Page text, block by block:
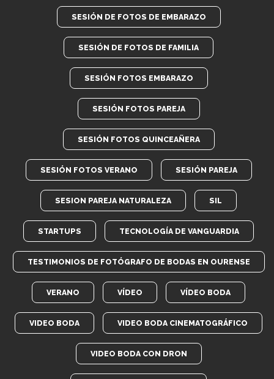
SESIÓN DE FOTOS DE EMBARAZO
SESIÓN DE FOTOS DE FAMILIA
SESIÓN FOTOS EMBARAZO
SESIÓN FOTOS PAREJA
SESIÓN FOTOS QUINCEAÑERA
SESIÓN FOTOS VERANO SESIÓN PAREJA
SESION PAREJA NATURALEZA SIL
STARTUPS TECNOLOGÍA DE VANGUARDIA
TESTIMONIOS DE FOTÓGRAFO DE BODAS EN OURENSE
VERANO VÍDEO VÍDEO BODA
VIDEO BODA VIDEO BODA CINEMATOGRÁFICO
VIDEO BODA CON DRON